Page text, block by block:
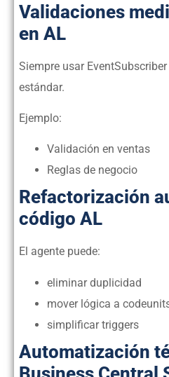
Validaciones
en AL
Siempre usar
estándar.
Ejemplo:
Validación en ventas
Reglas de negocio
Refactorización
código AL
El agente puede:
eliminar duplicidad
mover lógica a
simplificar triggers
Automatización